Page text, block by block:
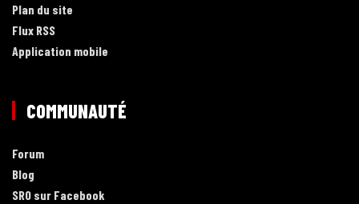
Plan du site
Flux RSS
Application mobile
COMMUNAUTÉ
Forum
Blog
SRO sur Facebook